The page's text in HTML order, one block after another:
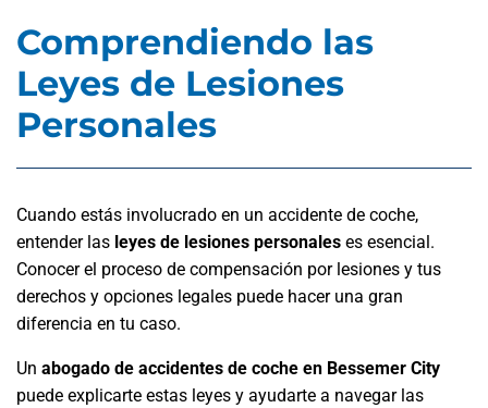
Comprendiendo las
Leyes de Lesiones
Personales
Cuando estás involucrado en un accidente de coche,
entender las leyes de lesiones personales es esencial.
Conocer el proceso de compensación por lesiones y tus
derechos y opciones legales puede hacer una gran
diferencia en tu caso.
Un abogado de accidentes de coche en Bessemer City
puede explicarte estas leyes y ayudarte a navegar las